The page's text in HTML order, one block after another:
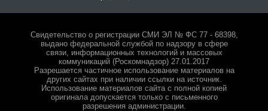
Свидетельство о регистрации СМИ ЭЛ № ФС 77 - 68398,
выдано федеральной службой по надзору в сфере
связи, информационных технологий и массовых
коммуникаций (Роскомнадзор) 27.01.2017
Разрешается частичное использование материалов на
других сайтах при наличии ссылки на источник.
Использование материалов сайта с полной копией
оригинала допускается только с письменного
разрешения администрации.